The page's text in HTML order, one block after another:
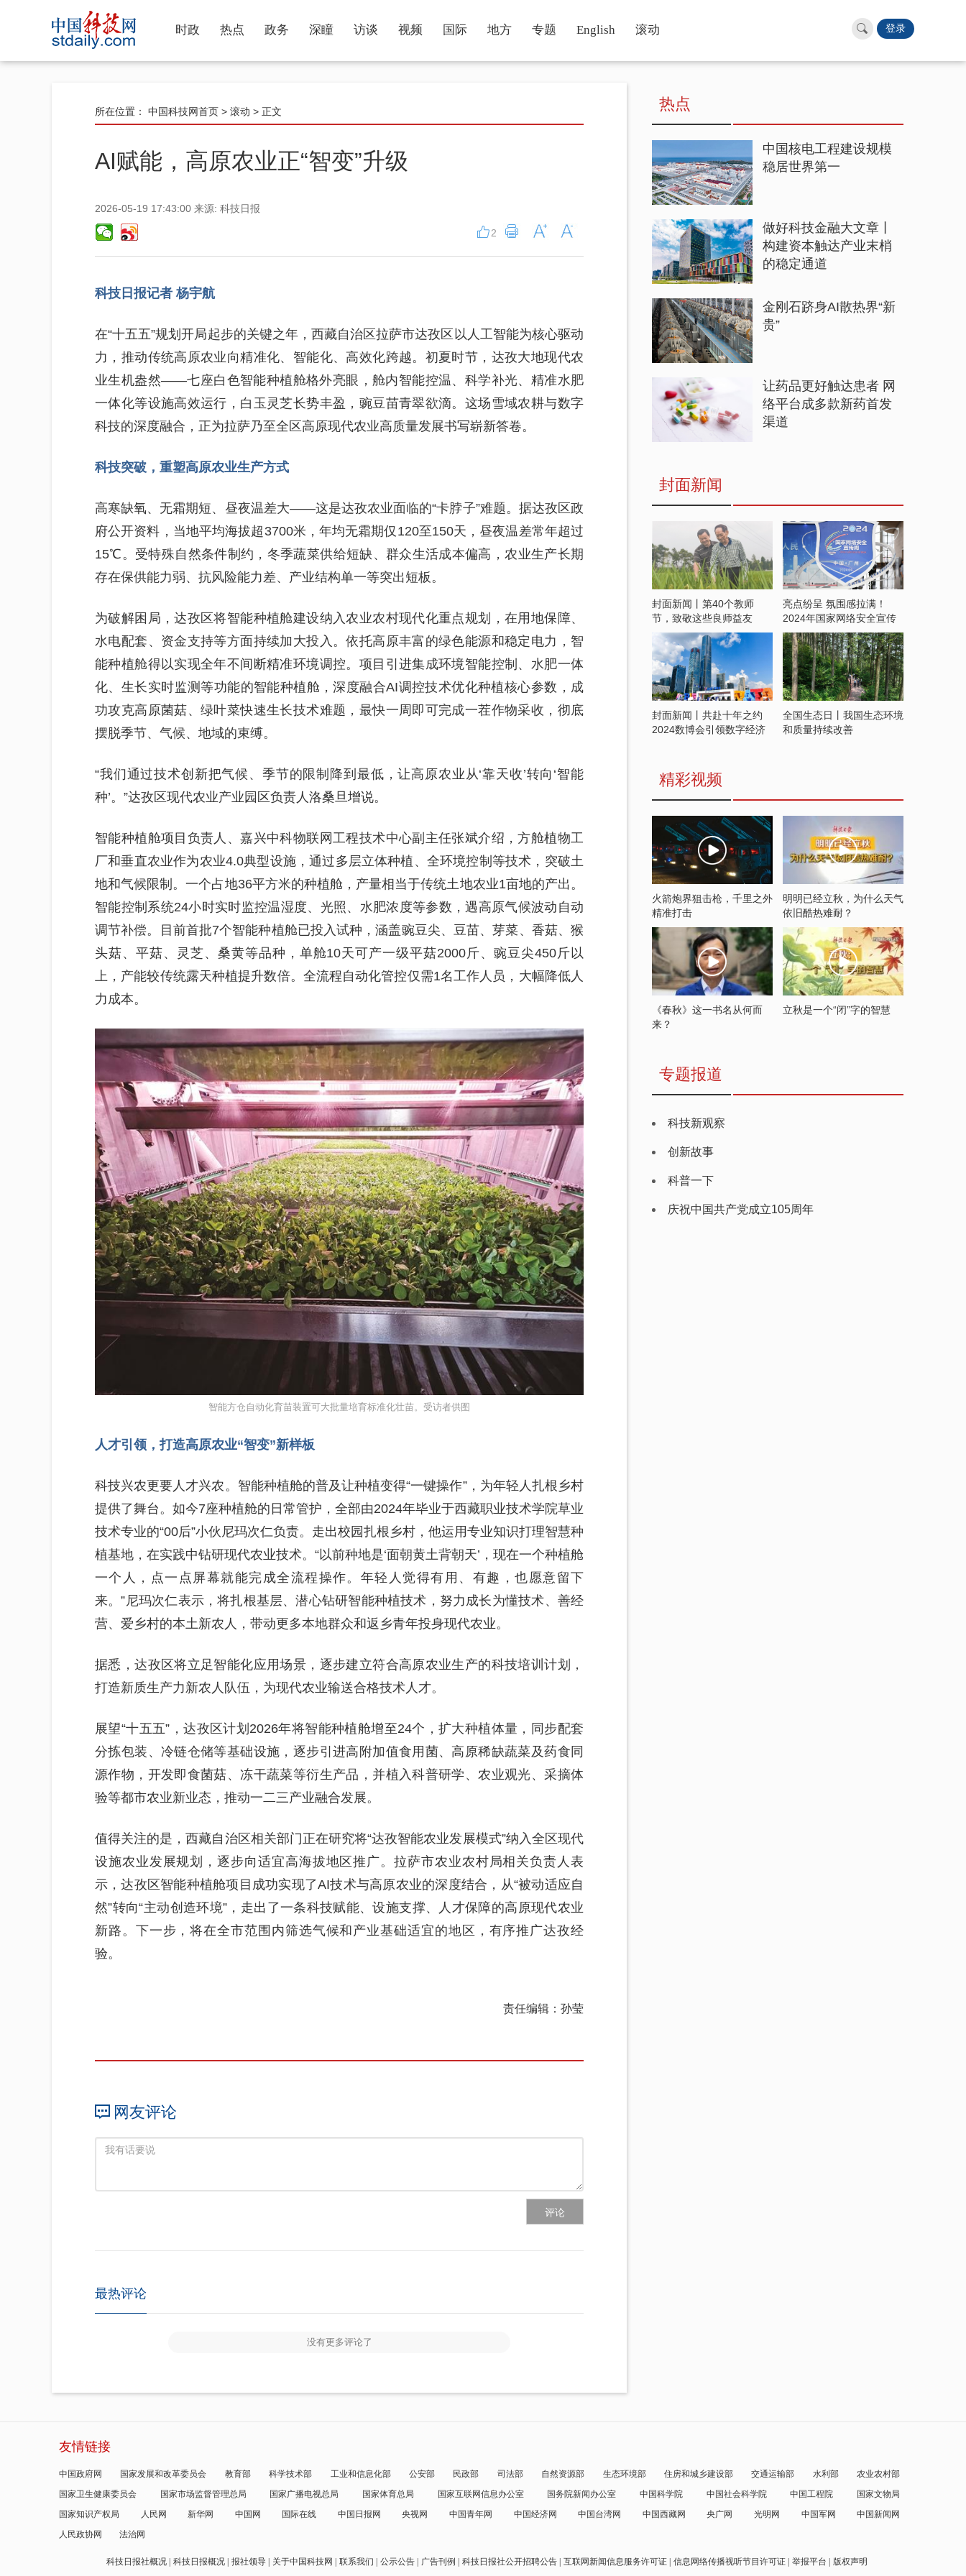
时政 热点 政务 深瞳 访谈 视频 国际 地方 专题 English 滚动 登录
所在位置： 中国科技网首页 > 滚动 > 正文
AI赋能，高原农业正“智变”升级
2026-05-19 17:43:00 来源: 科技日报
2
科技日报记者 杨宇航
在“十五五”规划开局起步的关键之年，西藏自治区拉萨市达孜区以人工智能为核心驱动
力，推动传统高原农业向精准化、智能化、高效化跨越。初夏时节，达孜大地现代农
业生机盎然——七座白色智能种植舱格外亮眼，舱内智能控温、科学补光、精准水肥
一体化等设施高效运行，白玉灵芝长势丰盈，豌豆苗青翠欲滴。这场雪域农耕与数字
科技的深度融合，正为拉萨乃至全区高原现代农业高质量发展书写崭新答卷。
科技突破，重塑高原农业生产方式
高寒缺氧、无霜期短、昼夜温差大——这是达孜农业面临的“卡脖子”难题。据达孜区政
府公开资料，当地平均海拔超3700米，年均无霜期仅120至150天，昼夜温差常年超过
15℃。受特殊自然条件制约，冬季蔬菜供给短缺、群众生活成本偏高，农业生产长期
存在保供能力弱、抗风险能力差、产业结构单一等突出短板。
为破解困局，达孜区将智能种植舱建设纳入农业农村现代化重点规划，在用地保障、
水电配套、资金支持等方面持续加大投入。依托高原丰富的绿色能源和稳定电力，智
能种植舱得以实现全年不间断精准环境调控。项目引进集成环境智能控制、水肥一体
化、生长实时监测等功能的智能种植舱，深度融合AI调控技术优化种植核心参数，成
功攻克高原菌菇、绿叶菜快速生长技术难题，最快一周即可完成一茬作物采收，彻底
摆脱季节、气候、地域的束缚。
“我们通过技术创新把气候、季节的限制降到最低，让高原农业从‘靠天收’转向‘智能
种’。”达孜区现代农业产业园区负责人洛桑旦增说。
智能种植舱项目负责人、嘉兴中科物联网工程技术中心副主任张斌介绍，方舱植物工
厂和垂直农业作为农业4.0典型设施，通过多层立体种植、全环境控制等技术，突破土
地和气候限制。一个占地36平方米的种植舱，产量相当于传统土地农业1亩地的产出。
智能控制系统24小时实时监控温湿度、光照、水肥浓度等参数，遇高原气候波动自动
调节补偿。目前首批7个智能种植舱已投入试种，涵盖豌豆尖、豆苗、芽菜、香菇、猴
头菇、平菇、灵芝、桑黄等品种，单舱10天可产一级平菇2000斤、豌豆尖450斤以
上，产能较传统露天种植提升数倍。全流程自动化管控仅需1名工作人员，大幅降低人
力成本。
智能方仓自动化育苗装置可大批量培育标准化壮苗。受访者供图
人才引领，打造高原农业“智变”新样板
科技兴农更要人才兴农。智能种植舱的普及让种植变得“一键操作”，为年轻人扎根乡村
提供了舞台。如今7座种植舱的日常管护，全部由2024年毕业于西藏职业技术学院草业
技术专业的“00后”小伙尼玛次仁负责。走出校园扎根乡村，他运用专业知识打理智慧种
植基地，在实践中钻研现代农业技术。“以前种地是‘面朝黄土背朝天’，现在一个种植舱
一个人，点一点屏幕就能完成全流程操作。年轻人觉得有用、有趣，也愿意留下
来。”尼玛次仁表示，将扎根基层、潜心钻研智能种植技术，努力成长为懂技术、善经
营、爱乡村的本土新农人，带动更多本地群众和返乡青年投身现代农业。
据悉，达孜区将立足智能化应用场景，逐步建立符合高原农业生产的科技培训计划，
打造新质生产力新农人队伍，为现代农业输送合格技术人才。
展望“十五五”，达孜区计划2026年将智能种植舱增至24个，扩大种植体量，同步配套
分拣包装、冷链仓储等基础设施，逐步引进高附加值食用菌、高原稀缺蔬菜及药食同
源作物，开发即食菌菇、冻干蔬菜等衍生产品，并植入科普研学、农业观光、采摘体
验等都市农业新业态，推动一二三产业融合发展。
值得关注的是，西藏自治区相关部门正在研究将“达孜智能农业发展模式”纳入全区现代
设施农业发展规划，逐步向适宜高海拔地区推广。拉萨市农业农村局相关负责人表
示，达孜区智能种植舱项目成功实现了AI技术与高原农业的深度结合，从“被动适应自
然”转向“主动创造环境”，走出了一条科技赋能、设施支撑、人才保障的高原现代农业
新路。下一步，将在全市范围内筛选气候和产业基础适宜的地区，有序推广达孜经
验。
责任编辑：孙莹
网友评论
评论
最热评论
没有更多评论了
热点
中国核电工程建设规模
稳居世界第一
做好科技金融大文章丨
构建资本触达产业末梢
的稳定通道
金刚石跻身AI散热界“新
贵”
让药品更好触达患者 网
络平台成多款新药首发
渠道
封面新闻
封面新闻丨第40个教师
节，致敬这些良师益友
亮点纷呈 氛围感拉满！
2024年国家网络安全宣传
周开启
封面新闻丨共赴十年之约
2024数博会引领数字经济
全国生态日丨我国生态环境
和质量持续改善
精彩视频
火箭炮界狙击枪，千里之外
精准打击
明明已经立秋，为什么天气
依旧酷热难耐？
《春秋》这一书名从何而
来？
立秋是一个“闭”字的智慧
专题报道
科技新观察
创新故事
科普一下
庆祝中国共产党成立105周年
友情链接
中国政府网 国家发展和改革委员会 教育部 科学技术部 工业和信息化部 公安部 民政部 司法部 自然资源部 生态环境部 住房和城乡建设部 交通运输部 水利部
农业农村部
国家卫生健康委员会
国家市场监督管理总局 国家广播电视总局 国家体育总局 国家互联网信息办公室 国务院新闻办公室 中国科学院 中国社会科学院 中国工程院
国家文物局
国家知识产权局
人民网 新华网 中国网 国际在线 中国日报网 央视网 中国青年网 中国经济网 中国台湾网 中国西藏网 央广网 光明网 中国军网
中国新闻网
人民政协网
法治网
科技日报社概况 科技日报概况 报社领导 关于中国科技网 联系我们 公示公告 广告刊例 科技日报社公开招聘公告 互联网新闻信息服务许可证 信息网络传播视听节目许可证 举报平台
版权声明